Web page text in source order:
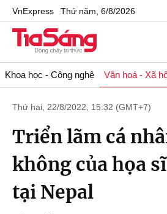
VnExpress Thứ năm, 6/8/2026
Khoa học - Công nghệ Văn hoá - Xã
Thứ hai, 22/8/2022, 15:32 (GMT+7)
Triển lãm cá
không của họa
tại Nepal